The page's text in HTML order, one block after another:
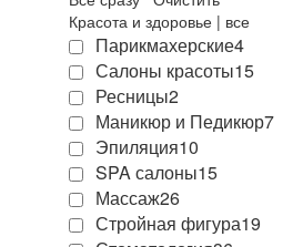
Красота и здоровье | все
Парикмахерские4
Салоны красоты15
Ресницы2
Маникюр и Педикюр7
Эпиляция10
SPA салоны15
Массаж26
Стройная фигура19